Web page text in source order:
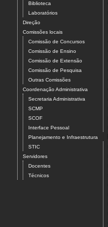
Biblioteca
Laboratórios
Direção
Comissões locais
Comissão de Concursos
Comissão de Ensino
Comissão de Extensão
Comissão de Pesquisa
Outras Comissões
Coordenação Administrativa
Secretaria Administrativa
SCMP
SCOF
Interface Pessoal
Planejamento e Infraestrutura
STIC
Servidores
Docentes
Técnicos